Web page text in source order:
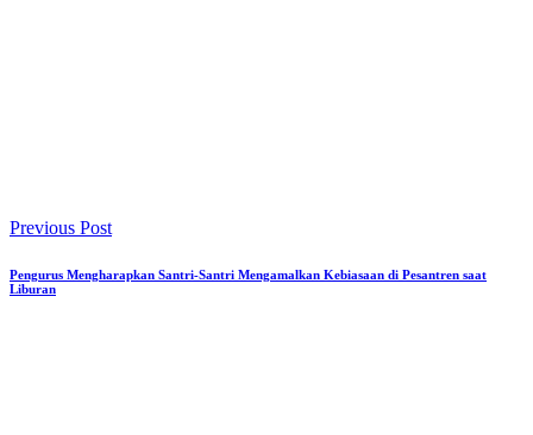
Previous Post
Pengurus Mengharapkan Santri-Santri Mengamalkan Kebiasaan di Pesantren saat
Liburan